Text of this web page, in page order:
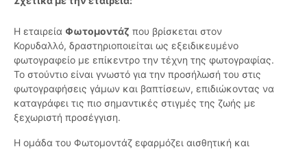
Η εταιρεία Φωτομοντάζ που βρίσκεται στον
Κορυδαλλό, δραστηριοποιείται ως εξειδικευμένο
φωτογραφείο με επίκεντρο την τέχνη της φωτογραφίας.
Το στούντιο είναι γνωστό για την προσήλωσή του στις
φωτογραφήσεις γάμων και βαπτίσεων, επιδιώκοντας να
καταγράφει τις πιο σημαντικές στιγμές της ζωής με
ξεχωριστή προσέγγιση.
Η ομάδα του Φωτομοντάζ εφαρμόζει αισθητική και